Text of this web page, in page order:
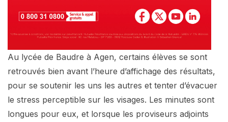
Au lycée de Baudre à Agen, certains élèves se sont
retrouvés bien avant l’heure d’affichage des résultats,
pour se soutenir les uns les autres et tenter d’évacuer
le stress perceptible sur les visages. Les minutes sont
longues pour eux, et lorsque les proviseurs adjoints